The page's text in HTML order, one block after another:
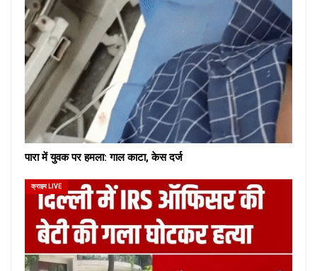
पारा में युवक पर हमला: गाल काटा, केस दर्ज
क्राइम LIVE